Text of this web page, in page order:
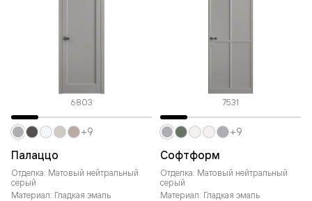
6803
Палаццо
Отделка: Матовый нейтральный
серый
Материал: Гладкая эмаль
+9
7531
Софтформ
Отделка: Матовый нейтральный
серый
Материал: Гладкая эмаль
+9